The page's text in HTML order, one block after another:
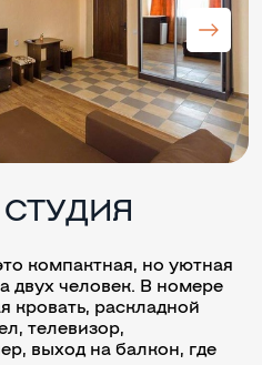
компактная, но уютная
двух человек. В номере
кровать, раскладной
телевизор,
выход на балкон, где